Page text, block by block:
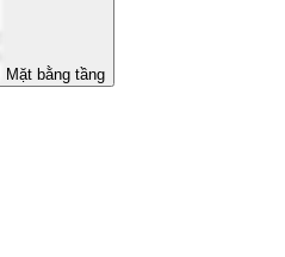
Mặt bằng tầng